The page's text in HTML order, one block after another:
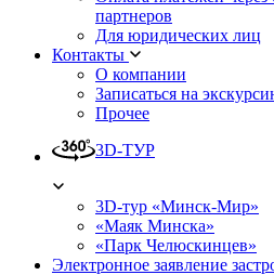
партнеров
Для юридических лиц
Контакты
О компании
Записаться на
Прочее
3D-ТУР
3D-тур «Минск-Мир»
«Маяк Минска»
«Парк Челюскинцев»
Электронное заявление